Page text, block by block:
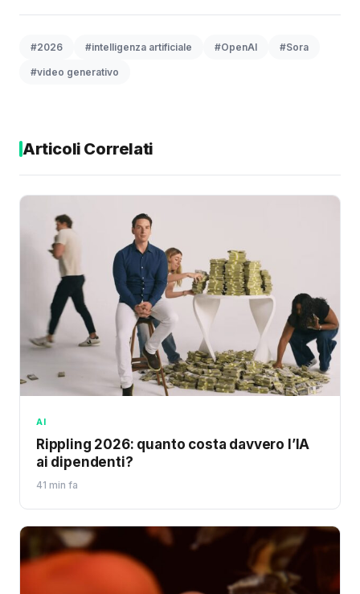
#2026 #intelligenza artificiale #OpenAI #Sora
#video generativo
Articoli Correlati
AI
Rippling 2026: quanto costa davvero l’IA
ai dipendenti?
41 min fa